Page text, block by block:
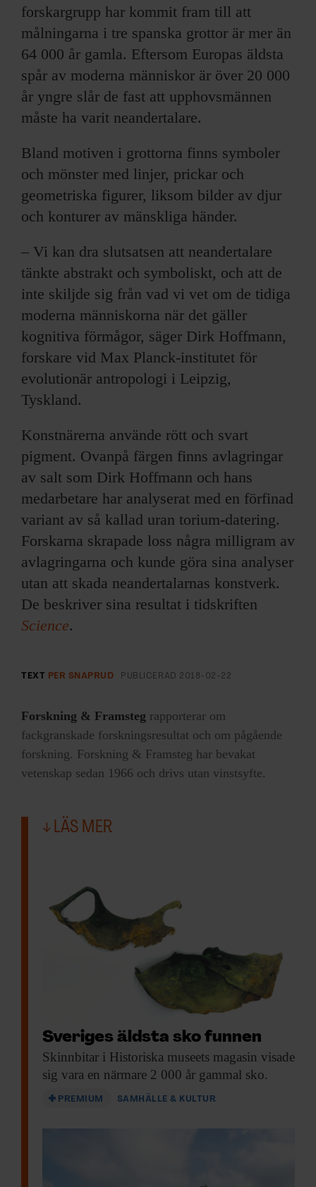
forskargrupp har kommit fram till att
målningarna i tre spanska grottor är mer än
64 000 år gamla. Eftersom Europas äldsta
spår av moderna människor är över 20 000
år yngre slår de fast att upphovsmännen
måste ha varit neandertalare.
Bland motiven i grottorna finns symboler
och mönster med linjer, prickar och
geometriska figurer, liksom bilder av djur
och konturer av mänskliga händer.
– Vi kan dra slutsatsen att neandertalare
tänkte abstrakt och symboliskt, och att de
inte skiljde sig från vad vi vet om de tidiga
moderna människorna när det gäller
kognitiva förmågor, säger Dirk Hoffmann,
forskare vid Max Planck-institutet för
evolutionär antropologi i Leipzig,
Tyskland.
Konstnärerna använde rött och svart
pigment. Ovanpå färgen finns avlagringar
av salt som Dirk Hoffmann och hans
medarbetare har analyserat med en förfinad
variant av så kallad uran torium-datering.
Forskarna skrapade loss några milligram av
avlagringarna och kunde göra sina analyser
utan att skada neandertalarnas konstverk.
De beskriver sina resultat i tidskriften
Science.
TEXT PER SNAPRUD PUBLICERAD 2018-02-22
Forskning & Framsteg rapporterar om
fackgranskade forskningsresultat och om pågående
forskning. Forskning & Framsteg har bevakat
vetenskap sedan 1966 och drivs utan vinstsyfte.
LÄS MER
Sveriges äldsta sko funnen
Skinnbitar i Historiska museets magasin visade
sig vara en närmare 2 000 år gammal sko.
PREMIUM SAMHÄLLE & KULTUR